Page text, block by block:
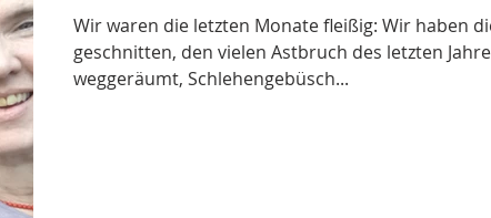
Wir waren die letzten Monate fleißig: Wir haben
geschnitten, den vielen Astbruch des letzten
weggeräumt, Schlehengebüsch...